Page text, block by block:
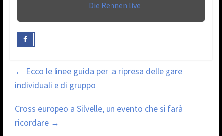
Die Rennen live
← Ecco le linee guida per la ripresa delle gare
individuali e di gruppo
Cross europeo a Silvelle, un evento che si farà
ricordare →